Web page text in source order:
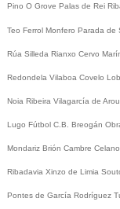
Pino O Grove Palas de Rei
Teo Ferrol Monfero Parada de
Rúa Silleda Rianxo Cervo
Redondela Vilaboa Covelo
Noia Ribeira Vilagarcía de
Lugo Fútbol C.B. Breogán
Mondariz Brión Cambre
Ribadavia Xinzo de Limia
Pontes de García Rodríguez